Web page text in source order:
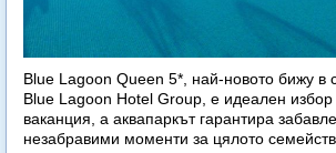
Blue Lagoon Queen 5*, най-новото бижу в
Blue Lagoon Hotel Group, е идеален
ваканция, а аквапаркът гарантира
незабравими моменти за цялото